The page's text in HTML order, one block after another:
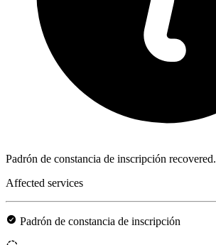
Padrón de constancia de inscripción recovered.
Affected services
Padrón de constancia de inscripción